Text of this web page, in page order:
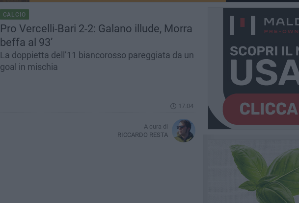
CALCIO
Pro Vercelli-Bari 2-2: Galano illude, Morra
beffa al 93’
La doppietta dell’11 biancorosso pareggiata da un
goal in mischia
17.04
A cura di
RICCARDO RESTA